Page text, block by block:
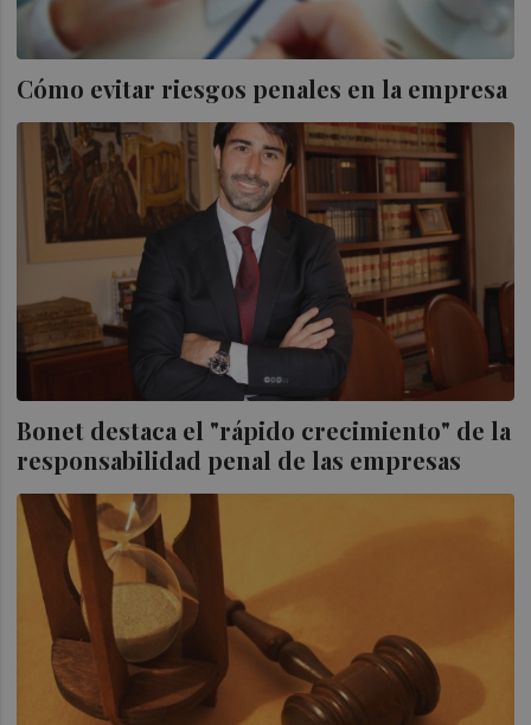
Cómo evitar riesgos penales en la empresa
Bonet destaca el "rápido crecimiento" de la
responsabilidad penal de las empresas